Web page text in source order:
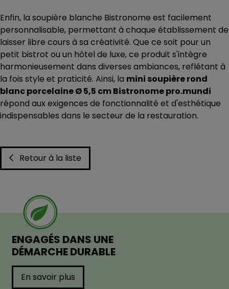
Enfin, la soupière blanche Bistronome est facilement
personnalisable, permettant à chaque établissement de
laisser libre cours à sa créativité. Que ce soit pour un
petit bistrot ou un hôtel de luxe, ce produit s'intègre
harmonieusement dans diverses ambiances, reflétant à
la fois style et praticité. Ainsi, la mini soupière rond
blanc porcelaine Ø 5,5 cm Bistronome pro.mundi
répond aux exigences de fonctionnalité et d'esthétique
indispensables dans le secteur de la restauration.
Retour à la liste
ENGAGÉS DANS UNE
DÉMARCHE DURABLE
En savoir plus